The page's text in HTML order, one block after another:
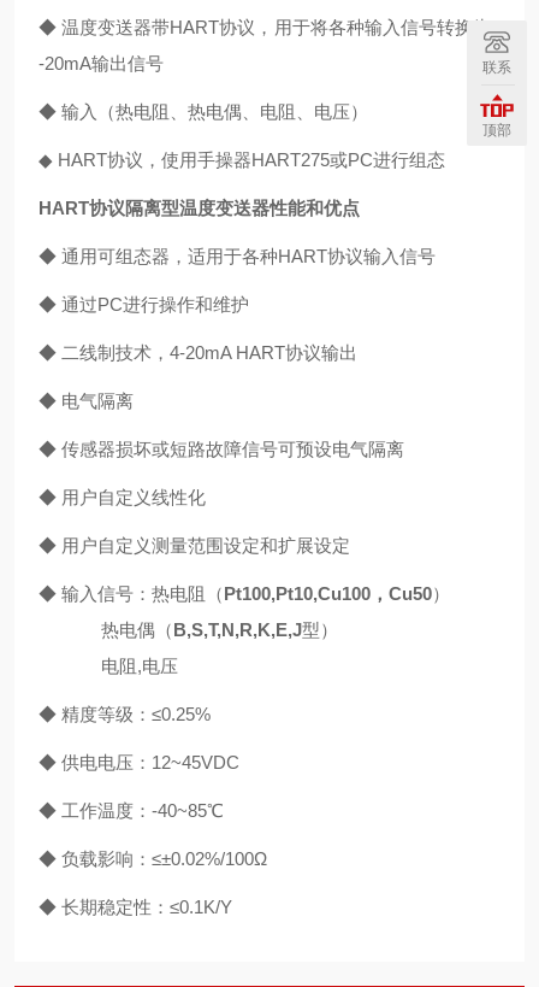
◆ 温度变送器带HART协议，用于将各种输入信号转换为4
-20mA输出信号
◆ 输入（热电阻、热电偶、电阻、电压）
◆ HART协议，使用手操器HART275或PC进行组态
HART协议隔离型温度变送器性能和优点
◆ 通用可组态器，适用于各种HART协议输入信号
◆ 通过PC进行操作和维护
◆ 二线制技术，4-20mA HART协议输出
◆ 电气隔离
◆ 传感器损坏或短路故障信号可预设电气隔离
◆ 用户自定义线性化
◆ 用户自定义测量范围设定和扩展设定
◆ 输入信号：热电阻（Pt100,Pt10,Cu100，Cu50）
热电偶（B,S,T,N,R,K,E,J型）
电阻,电压
◆ 精度等级：≤0.25%
◆ 供电电压：12~45VDC
◆ 工作温度：-40~85℃
◆ 负载影响：≤±0.02%/100Ω
◆ 长期稳定性：≤0.1K/Y
联系
顶部